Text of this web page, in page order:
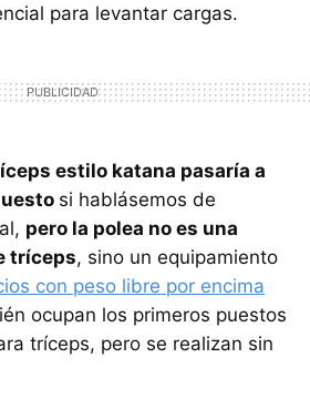
para levantar cargas.
estilo katana pasaría a
si hablásemos de
pero la polea no es una
tríceps, sino un equipamiento
con peso libre por encima
ocupan los primeros puestos
tríceps, pero se realizan sin